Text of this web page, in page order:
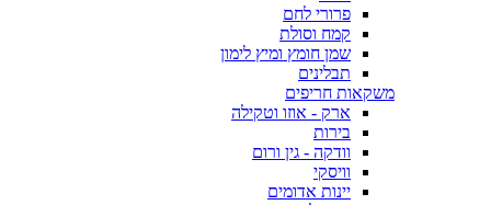
פרורי לחם
קמח וסולת
שמן חומץ ומיץ לימון
תבלינים
משקאות חריפים
ארק - אוזו וטקילה
בירות
וודקה - גין ורום
וויסקי
יינות אדומים